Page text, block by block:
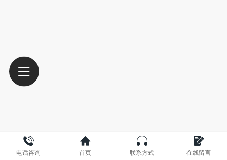
电话咨询 首页 联系方式 在线留言